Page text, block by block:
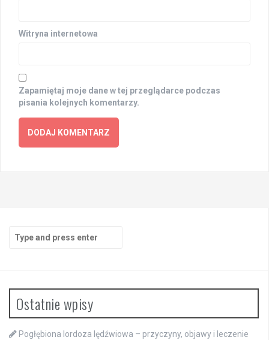
Witryna internetowa
Zapamiętaj moje dane w tej przeglądarce podczas
pisania kolejnych komentarzy.
Search
for:
Ostatnie wpisy
Pogłębiona lordoza lędźwiowa – przyczyny, objawy i leczenie